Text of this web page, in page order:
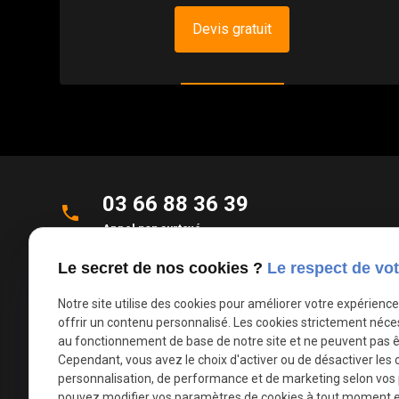
Devis gratuit
phone 03 66 88 36 39
Appel non surtaxé
place
Allée des Roseaux
59270 Bailleul
mail contact@deco-stores.com
Le secret de nos cookies ? Le respect de
Notre site utilise des cookies pour améliorer votre
offrir un contenu personnalisé. Les cookies strictement
au fonctionnement de base de notre site et ne peuvent pas
Cependant, vous avez le choix d'activer ou de désactiver les
personnalisation, de performance et de marketing selon vos